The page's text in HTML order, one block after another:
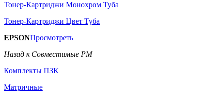
Тонер-Картриджи Монохром Туба
Тонер-Картриджи Цвет Туба
EPSONПросмотреть
Назад к Совместимые РМ
Комплекты ПЗК
Матричные